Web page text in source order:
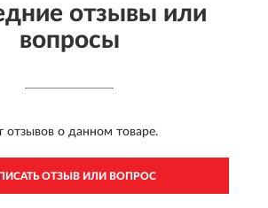
отзывы или
вопросы
отзывов о данном товаре.
ОТЗЫВ ИЛИ ВОПРОС